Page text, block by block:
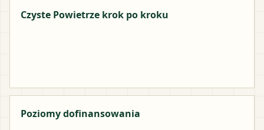
Czyste Powietrze krok po kroku
Poziomy dofinansowania